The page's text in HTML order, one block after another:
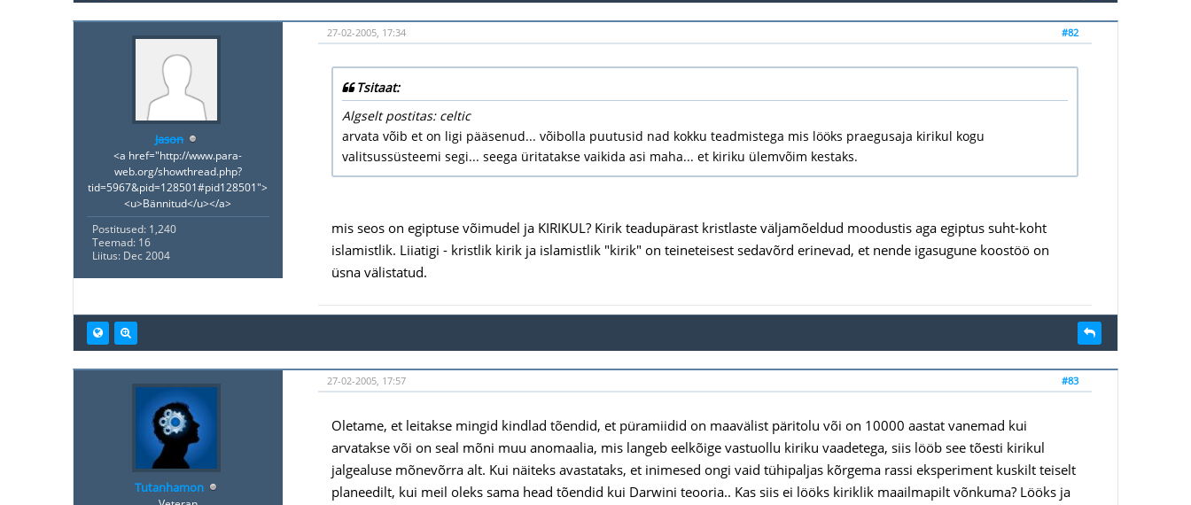
Jason
<a href="http://www.para-
web.org/showthread.php?
tid=5967&pid=128501#pid128501">
<u>Bännitud</u></a>
Postitused: 1,240
Teemad: 16
Liitus: Dec 2004
#82
27-02-2005, 17:34
Tsitaat:
Algselt postitas: celtic
arvata võib et on ligi pääsenud... võibolla puutusid nad kokku teadmistega mis lööks praegusaja kirikul kogu
valitsussüsteemi segi... seega üritatakse vaikida asi maha... et kiriku ülemvõim kestaks.
mis seos on egiptuse võimudel ja KIRIKUL? Kirik teadupärast kristlaste väljamõeldud moodustis aga egiptus suht-koht
islamistlik. Liiatigi - kristlik kirik ja islamistlik "kirik" on teineteisest sedavõrd erinevad, et nende igasugune koostöö on
üsna välistatud.
Tutanhamon
#83
27-02-2005, 17:57
Oletame, et leitakse mingid kindlad tõendid, et püramiidid on maavälist päritolu või on 10000 aastat vanemad kui
arvatakse või on seal mõni muu anomaalia, mis langeb eelkõige vastuollu kiriku vaadetega, siis lööb see tõesti kirikul
jalgealuse mõnevõrra alt. Kui näiteks avastataks, et inimesed ongi vaid tühipaljas kõrgema rassi eksperiment kuskilt teiselt
planeedilt, kui meil oleks sama head tõendid kui Darwini teooria.. Kas siis ei lööks kiriklik maailmapilt võnkuma? Lööks ja